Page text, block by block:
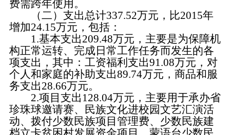
费需跨年使用。
（二）支出总计337.52万元，比2015年
增加24.15万元，包括：
1.基本支出209.48万元，主要是为保障机
构正常运转、完成日常工作任务而发生的各
项支出，其中：工资福利支出91.08万元，对
个人和家庭的补助支出89.74万元，商品和服
务支出28.66万元。
2.项目支出128.04万元，主要用于承办省
珍珠球邀请赛、民族文化进校园文艺汇演活
动、拨付少数民族项目管理费、少数民族建